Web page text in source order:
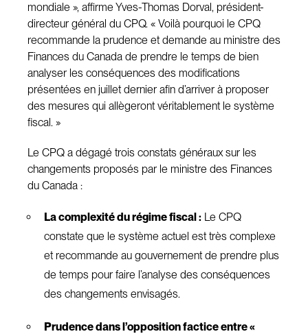
mondiale », affirme Yves-Thomas Dorval, président-
directeur général du CPQ. « Voilà pourquoi le CPQ
recommande la prudence et demande au ministre des
Finances du Canada de prendre le temps de bien
analyser les conséquences des modifications
présentées en juillet dernier afin d’arriver à proposer
des mesures qui allègeront véritablement le système
fiscal. »
Le CPQ a dégagé trois constats généraux sur les
changements proposés par le ministre des Finances
du Canada :
La complexité du régime fiscal : Le CPQ
constate que le système actuel est très complexe
et recommande au gouvernement de prendre plus
de temps pour faire l’analyse des conséquences
des changements envisagés.
Prudence dans l’opposition factice entre «